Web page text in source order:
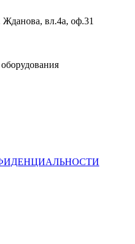
вл.4а, оф.31